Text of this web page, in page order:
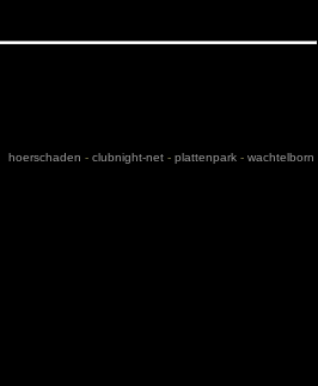
hoerschaden - clubnight-net - plattenpark - wachtelborn